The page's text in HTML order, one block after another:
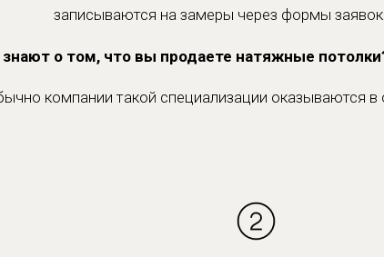
записываются на замеры через формы заявок
о том, что вы продаете натяжные
компании такой специализации оказываются в